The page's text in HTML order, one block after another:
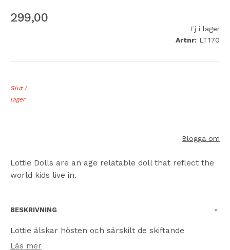
299,00
Ej i lager
Artnr: LT170
Slut i
lager
Blogga om
Lottie Dolls are an age relatable doll that reflect the
world kids live in.
BESKRIVNING
Lottie älskar hösten och särskilt de skiftande
färgerna på träden. Insvept varmt i sin kappa, hatt,
Läs mer